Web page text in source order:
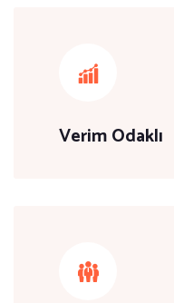
Verim Odaklı